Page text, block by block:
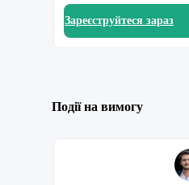
Зареєструйтеся зараз
Події на вимогу